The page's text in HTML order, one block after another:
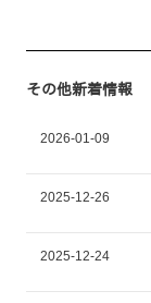
その他新着情報
2026-01-09
2025-12-26
2025-12-24